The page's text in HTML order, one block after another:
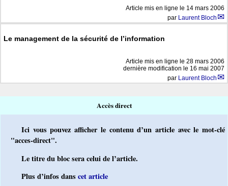
Article mis en ligne le 14 mars 2006
par Laurent Bloch
Le management de la sécurité de l’information
Article mis en ligne le 28 mars 2006
dernière modification le 16 mai 2007
par Laurent Bloch
Accès direct
Ici vous pouvez afficher le contenu d’un article avec le mot-clé
"acces-direct".
Le titre du bloc sera celui de l’article.
Plus d’infos danscet article